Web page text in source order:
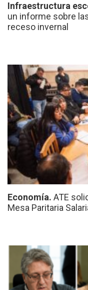
Infraestructura
un informe sobre
receso invernal
Economía. ATE
Mesa Paritaria